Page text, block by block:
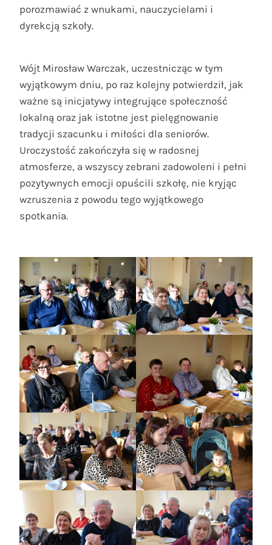
porozmawiać z wnukami, nauczycielami i
dyrekcją szkoły.
Wójt Mirosław Warczak, uczestnicząc w tym
wyjątkowym dniu, po raz kolejny potwierdził, jak
ważne są inicjatywy integrujące społeczność
lokalną oraz jak istotne jest pielęgnowanie
tradycji szacunku i miłości dla seniorów.
Uroczystość zakończyła się w radosnej
atmosferze, a wszyscy zebrani zadowoleni i pełni
pozytywnych emocji opuścili szkołę, nie kryjąc
wzruszenia z powodu tego wyjątkowego
spotkania.